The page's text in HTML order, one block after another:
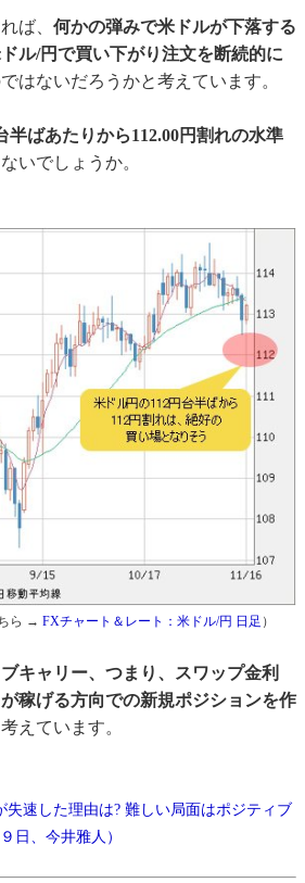
ば、 何かの弾みで米ドルが下落する
ル/円で買い下がり注文を断続的に
はないだろうかと考えています。
半ばあたりから112.00円割れの水準
いでしょうか。
ら → FXチャート＆レート：米ドル/円 日足 ）
キャリー、つまり、スワップ金利
が稼げる方向での新規ポジションを作
えています。
失速した理由は? 難しい局面はポジティブ
日、今井雅人）